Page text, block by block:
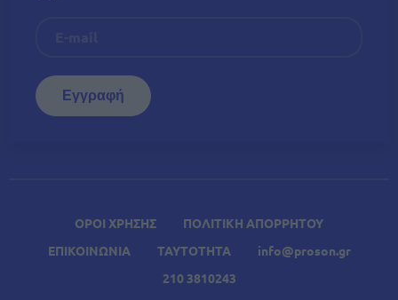
ΟΡΟΙ ΧΡΗΣΗΣ
ΠΟΛΙΤΙΚΗ ΑΠΟΡΡΗΤΟΥ
ΕΠΙΚΟΙΝΩΝΙΑ
ΤΑΥΤΟΤΗΤΑ
info@proson.gr
210 3810243